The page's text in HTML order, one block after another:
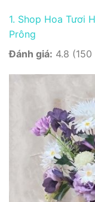
1. Shop Hoa Tươi
Prông
Đánh giá: 4.8